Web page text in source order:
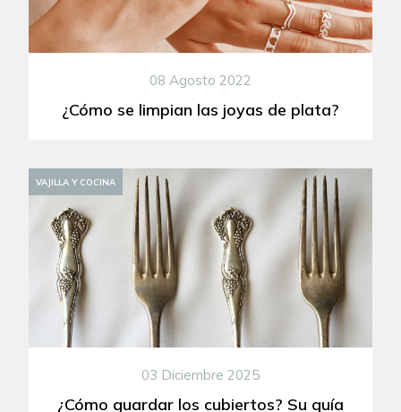
08 Agosto 2022
¿Cómo se limpian las joyas de plata?
VAJILLA Y COCINA
03 Diciembre 2025
¿Cómo guardar los cubiertos? Su guía